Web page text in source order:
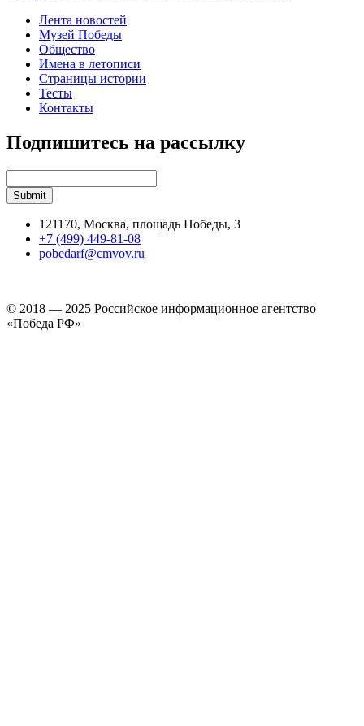
Лента новостей
Музей Победы
Общество
Имена в летописи
Страницы истории
Тесты
Контакты
Подпишитесь на рассылку
121170, Москва, площадь Победы, 3
+7 (499) 449-81-08
pobedarf@cmvov.ru
© 2018 — 2025 Российское информационное агентство
«Победа РФ»